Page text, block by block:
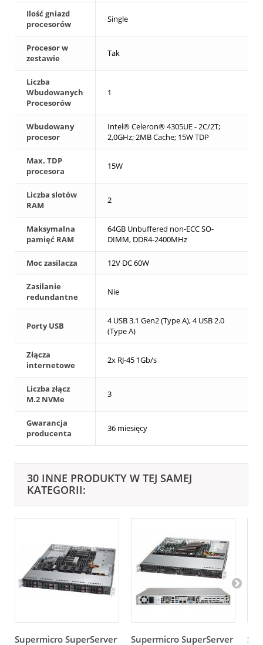
Ilość gniazd
procesorów
Single
Procesor w
zestawie
Tak
Liczba
Wbudowanych
Procesorów
1
Wbudowany
procesor
Intel® Celeron® 4305UE - 2C/2T;
2,0GHz; 2MB Cache; 15W TDP
Max. TDP
procesora
15W
Liczba slotów
RAM
2
Maksymalna
pamięć RAM
64GB Unbuffered non-ECC SO-
DIMM, DDR4-2400MHz
Moc zasilacza 12V DC 60W
Zasilanie
redundantne
Nie
Porty USB
4 USB 3.1 Gen2 (Type A), 4 USB 2.0
(Type A)
Złącza
internetowe
2x RJ-45 1Gb/s
Liczba złącz
M.2 NVMe
3
Gwarancja
producenta
36 miesięcy
30 INNE PRODUKTY W TEJ SAMEJ
KATEGORII:
Supermicro SuperServer
Supermicro SuperServer